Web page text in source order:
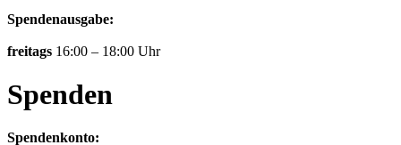
Spendenausgabe:
freitags 16:00 – 18:00 Uhr
Spenden
Spendenkonto: